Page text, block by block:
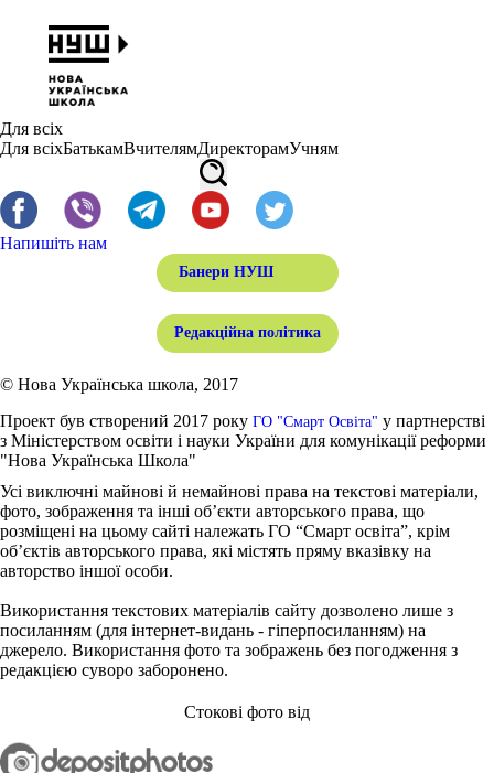
Для всіх
Для всіхБатькамВчителямДиректорамУчням
Напишіть нам
Банери НУШ
Редакційна політика
© Нова Українська школа, 2017
Проект був створений 2017 року ГО "Смарт Освіта" у партнерстві
з Міністерством освіти і науки України для комунікації реформи
"Нова Українська Школа"
Усі виключні майнові й немайнові права на текстові матеріали,
фото, зображення та інші об’єкти авторського права, що
розміщені на цьому сайті належать ГО “Смарт освіта”, крім
об’єктів авторського права, які містять пряму вказівку на
авторство іншої особи.
Використання текстових матеріалів сайту дозволено лише з
посиланням (для інтернет-видань - гіперпосиланням) на
джерело. Використання фото та зображень без погодження з
редакцією суворо заборонено.
Стокові фото від